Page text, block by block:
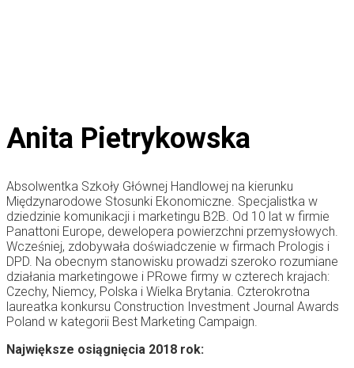
Anita Pietrykowska
Absolwentka Szkoły Głównej Handlowej na kierunku
Międzynarodowe Stosunki Ekonomiczne. Specjalistka w
dziedzinie komunikacji i marketingu B2B. Od 10 lat w firmie
Panattoni Europe, dewelopera powierzchni przemysłowych.
Wcześniej, zdobywała doświadczenie w firmach Prologis i
DPD. Na obecnym stanowisku prowadzi szeroko rozumiane
działania marketingowe i PRowe firmy w czterech krajach:
Czechy, Niemcy, Polska i Wielka Brytania. Czterokrotna
laureatka konkursu Construction Investment Journal Awards
Poland w kategorii Best Marketing Campaign.
Największe osiągnięcia 2018 rok: